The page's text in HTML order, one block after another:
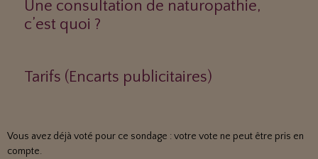
Une consultation de naturopathie,
c’est quoi ?
Tarifs (Encarts publicitaires)
Vous avez déjà voté pour ce sondage : votre vote ne peut être pris en
compte.